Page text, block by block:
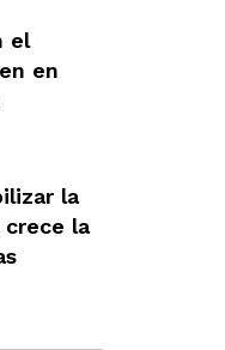
el
en
la
crece la